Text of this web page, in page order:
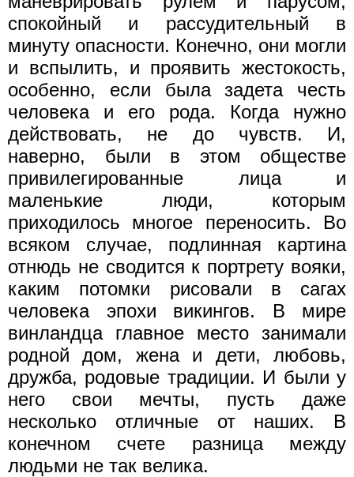
спокойный и рассудительный в
минуту опасности. Конечно, они могли
и вспылить, и проявить жестокость,
особенно, если была задета честь
человека и его рода. Когда нужно
действовать, не до чувств. И,
наверно, были в этом обществе
привилегированные лица и
маленькие люди, которым
приходилось многое переносить. Во
всяком случае, подлинная картина
отнюдь не сводится к портрету вояки,
каким потомки рисовали в сагах
человека эпохи викингов. В мире
винландца главное место занимали
родной дом, жена и дети, любовь,
дружба, родовые традиции. И были у
него свои мечты, пусть даже
несколько отличные от наших. В
конечном счете разница между
людьми не так велика.